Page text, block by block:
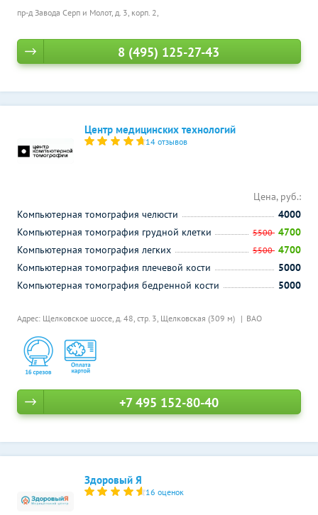
пр-д Завода Серп и Молот, д. 3, корп. 2,
8 (495) 125-27-43
Центр медицинских технологий
14 отзывов
Адрес: Щелковское шоссе, д. 48, стр. 3, Щелковская (309 м) ВАО
Цена, руб.:
Компьютерная томография челюсти
4000
Компьютерная томография грудной клетки
5500 4700
Компьютерная томография легких
5500 4700
Компьютерная томография плечевой кости
5000
Компьютерная томография бедренной кости
5000
+7 495 152-80-40
Здоровый Я
16 оценок